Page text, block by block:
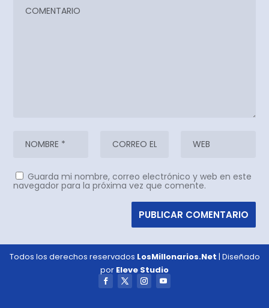
Guarda mi nombre, correo electrónico y web en este
navegador para la próxima vez que comente.
Todos los derechos reservados LosMillonarios.Net | Diseñado
por Eleve Studio